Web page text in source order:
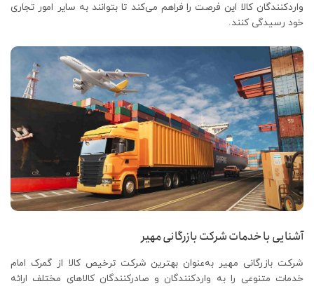
واردکنندگان کالا این فرصت را فراهم می‌کند تا بتوانند به سایر امور تجاری
خود رسیدگی کنند.
آشنایی با خدمات شرکت بازرگانی مهیر
شرکت بازرگانی مهیر به‌عنوان بهترین شرکت ترخیص کالا از گمرک امام
خدمات متنوعی را به واردکنندگان و صادرکنندگان کالاهای مختلف ارائه